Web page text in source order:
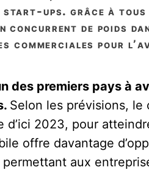
ups. grâce à tous
concurrent de poids
commerciales pour
des premiers pays à
Selon les prévisions, le
2023, pour
offre davantage
aux